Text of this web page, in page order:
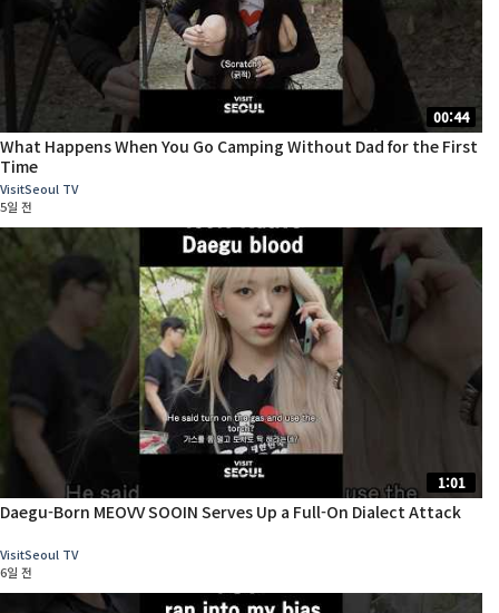
00:44
What Happens When You Go Camping Without Dad for the First
Time
VisitSeoul TV
5일 전
1:01
Daegu-Born MEOVV SOOIN Serves Up a Full-On Dialect Attack
VisitSeoul TV
6일 전